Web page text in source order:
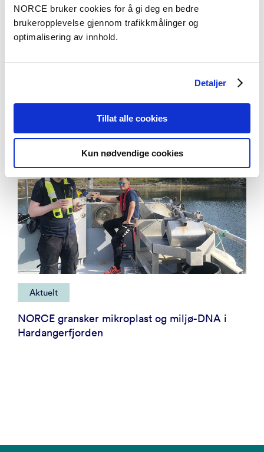
NORCE bruker cookies for å gi deg en bedre
brukeropplevelse gjennom trafikkmålinger og
optimalisering av innhold.
Detaljer
Tillat alle cookies
Kun nødvendige cookies
Se alle publikasjoner i NVA
Aktuelt
NORCE gransker mikroplast og miljø-DNA i
Hardangerfjorden